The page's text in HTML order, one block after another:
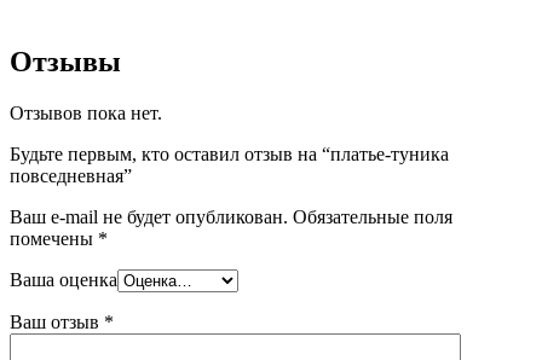
Отзывы
Отзывов пока нет.
Будьте первым, кто оставил отзыв на “платье-туника
повседневная”
Ваш e-mail не будет опубликован. Обязательные поля
помечены *
Ваша оценка
Ваш отзыв *